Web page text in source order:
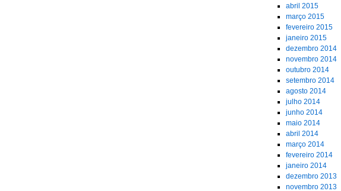
abril 2015
março 2015
fevereiro 2015
janeiro 2015
dezembro 2014
novembro 2014
outubro 2014
setembro 2014
agosto 2014
julho 2014
junho 2014
maio 2014
abril 2014
março 2014
fevereiro 2014
janeiro 2014
dezembro 2013
novembro 2013